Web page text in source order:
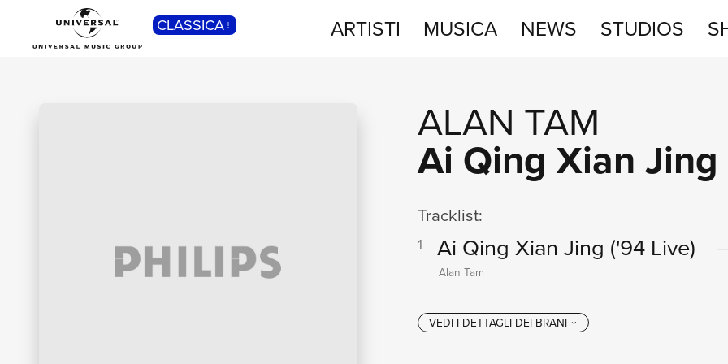
CLASSICA ARTISTI MUSICA NEWS STUDIOS
ALAN TAM
Ai Qing Xian Jing
Tracklist:
1 Ai Qing Xian Jing ('94 Live)
Alan Tam
POP
SHOP